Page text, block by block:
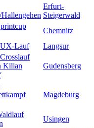
Erfurt-
Steigerwald
Chemnitz
Lauf Langsur
Kilian
Gudensberg
Magdeburg
Usingen